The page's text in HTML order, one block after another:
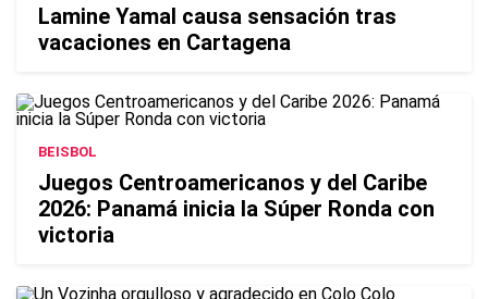
Lamine Yamal causa sensación tras
vacaciones en Cartagena
BEISBOL
Juegos Centroamericanos y del Caribe
2026: Panamá inicia la Súper Ronda con
victoria